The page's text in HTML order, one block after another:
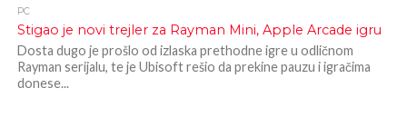
PC
Stigao je novi trejler za Rayman Mini, Apple Arcade igru
Dosta dugo je prošlo od izlaska prethodne igre u odličnom
Rayman serijalu, te je Ubisoft rešio da prekine pauzu i igračima
donese...